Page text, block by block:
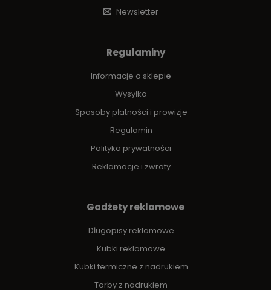
Newsletter
Regulaminy
Informacje o sklepie
Wysyłka
Sposoby płatności i prowizje
Regulamin
Polityka prywatności
Reklamacje i zwroty
Gadżety reklamowe
Długopisy reklamowe
Kubki reklamowe
Kubki termiczne z nadrukiem
Torby z nadrukiem